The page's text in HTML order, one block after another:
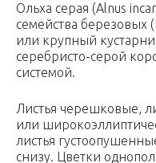
Ольха серая (Alnus
семейства березовых
или крупный
серебристо-серой
системой.
Листья черешковые,
или
листья
снизу. Цветки